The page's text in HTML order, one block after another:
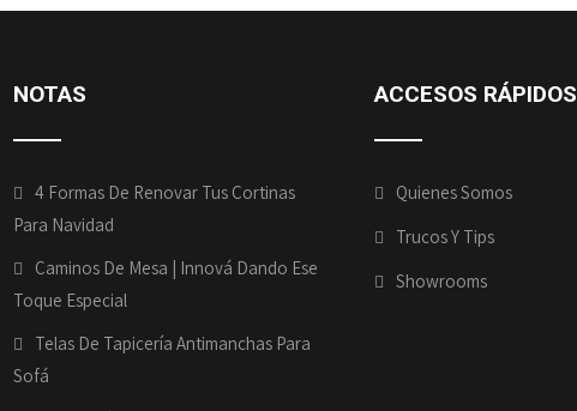
NOTAS
4 Formas De Renovar Tus Cortinas
Para Navidad
Caminos De Mesa | Innová Dando Ese
Toque Especial
Telas De Tapicería Antimanchas Para
Sofá
ACCESOS RÁPIDOS
Quienes Somos
Trucos Y Tips
Showrooms